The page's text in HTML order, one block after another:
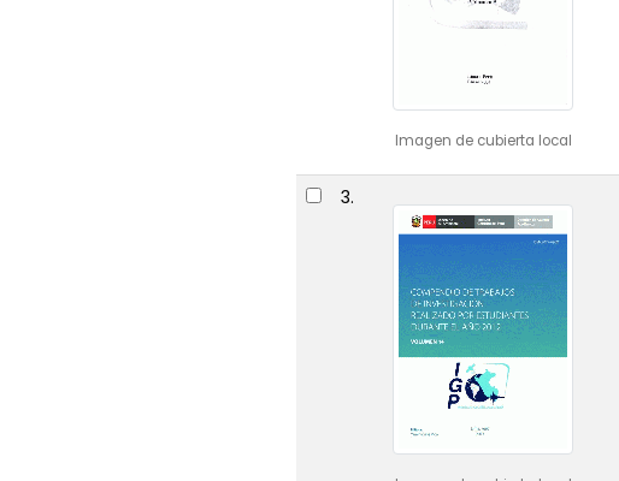
Imagen de cubierta local
3.